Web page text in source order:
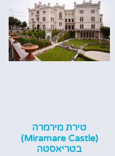
טירת מירמרה
(Miramare Castle)
בטריאסטה